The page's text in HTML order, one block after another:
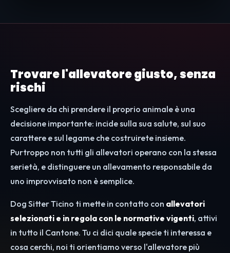
Trovare l'allevatore giusto, senza
rischi
Scegliere da chi prendere il proprio animale è una
decisione importante: incide sulla sua salute, sul suo
carattere e sul legame che costruirete insieme.
Purtroppo non tutti gli allevatori operano con la stessa
serietà, e distinguere un allevamento responsabile da
uno improvvisato non è semplice.
Dog Sitter Ticino ti mette in contatto con allevatori
selezionati e in regola con le normative vigenti, attivi
in tutto il Cantone. Tu ci dici quale specie ti interessa e
cosa cerchi, noi ti orientiamo verso l'allevatore più